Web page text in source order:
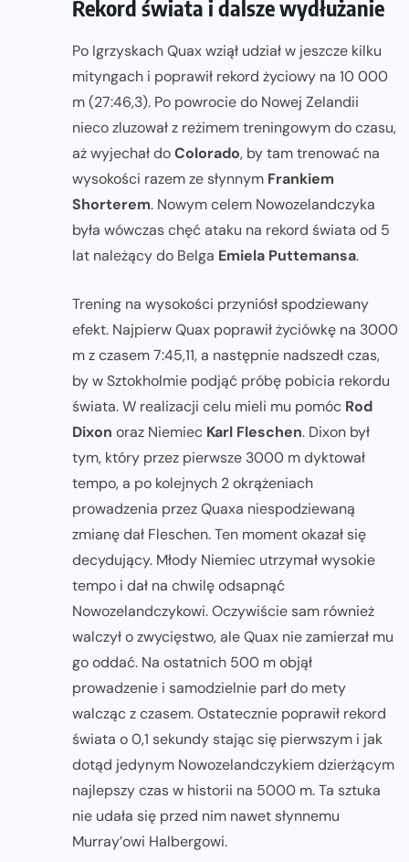
Rekord świata i dalsze wydłużanie
Po Igrzyskach Quax wziął udział w jeszcze kilku
mityngach i poprawił rekord życiowy na 10 000
m (27:46,3). Po powrocie do Nowej Zelandii
nieco zluzował z reżimem treningowym do czasu,
aż wyjechał doColorado, by tam trenować na
wysokości razem ze słynnym Frankiem
Shorterem. Nowym celem Nowozelandczyka
była wówczas chęć ataku na rekord świata od 5
lat należący do Belga Emiela Puttemansa.
Trening na wysokości przyniósł spodziewany
efekt. Najpierw Quax poprawił życiówkę na 3000
m z czasem 7:45,11, a następnie nadszedł czas,
by w Sztokholmie podjąć próbę pobicia rekordu
świata. W realizacji celu mieli mu pomóc Rod
Dixon oraz Niemiec Karl Fleschen. Dixon był
tym, który przez pierwsze 3000 m dyktował
tempo, a po kolejnych 2 okrążeniach
prowadzenia przez Quaxa niespodziewaną
zmianę dał Fleschen. Ten moment okazał się
decydujący. Młody Niemiec utrzymał wysokie
tempo i dał na chwilę odsapnąć
Nowozelandczykowi. Oczywiście sam również
walczył o zwycięstwo, ale Quax nie zamierzał mu
go oddać. Na ostatnich 500 m objął
prowadzenie i samodzielnie parł do mety
walcząc z czasem. Ostatecznie poprawił rekord
świata o 0,1 sekundy stając się pierwszym i jak
dotąd jedynym Nowozelandczykiem dzierżącym
najlepszy czas w historii na 5000 m. Ta sztuka
nie udała się przed nim nawet słynnemu
Murray’owi Halbergowi.